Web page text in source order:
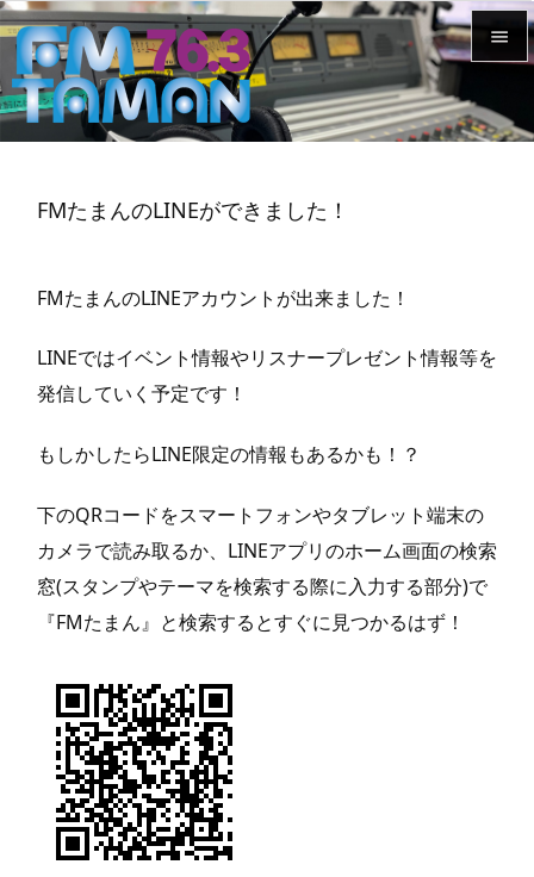

メニュ

検索
FMたまんのLINEができました！
FMたまんのLINEアカウントが出来ました！
LINEではイベント情報やリスナープレゼント情報等を
発信していく予定です！
もしかしたらLINE限定の情報もあるかも！？
下のQRコードをスマートフォンやタブレット端末の
カメラで読み取るか、LINEアプリのホーム画面の検索
窓(スタンプやテーマを検索する際に入力する部分)で
『FMたまん』と検索するとすぐに見つかるはず！